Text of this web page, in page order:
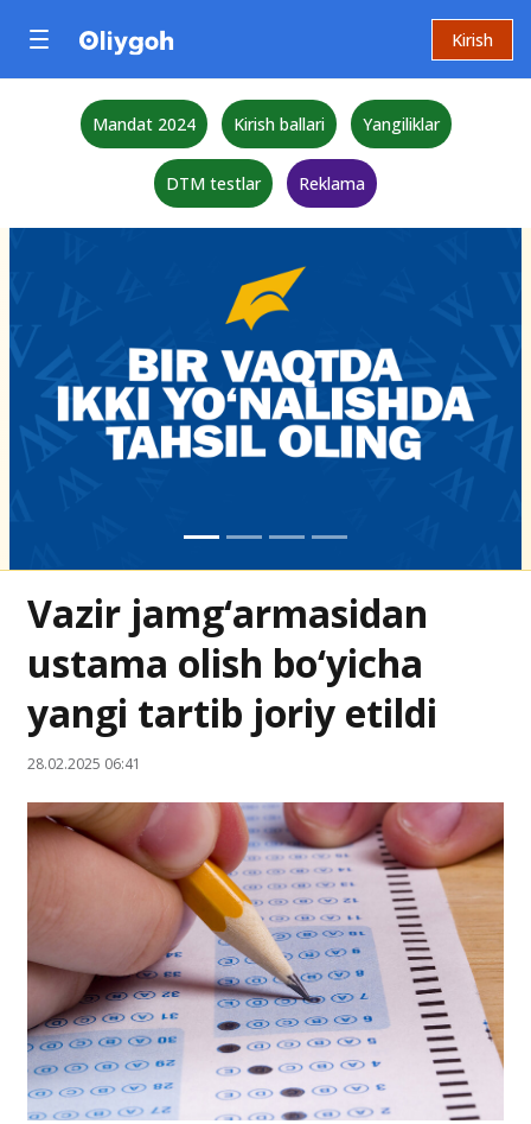
Kirish
Mandat 2024 Kirish ballari Yangiliklar
DTM testlar Reklama
Vazir jamg‘armasidan
ustama olish bo‘yicha
yangi tartib joriy etildi
28.02.2025 06:41